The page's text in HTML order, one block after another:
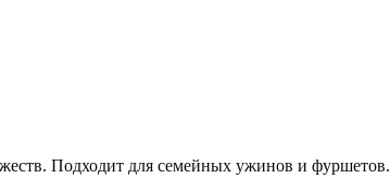
Подходит для семейных ужинов и фуршетов.